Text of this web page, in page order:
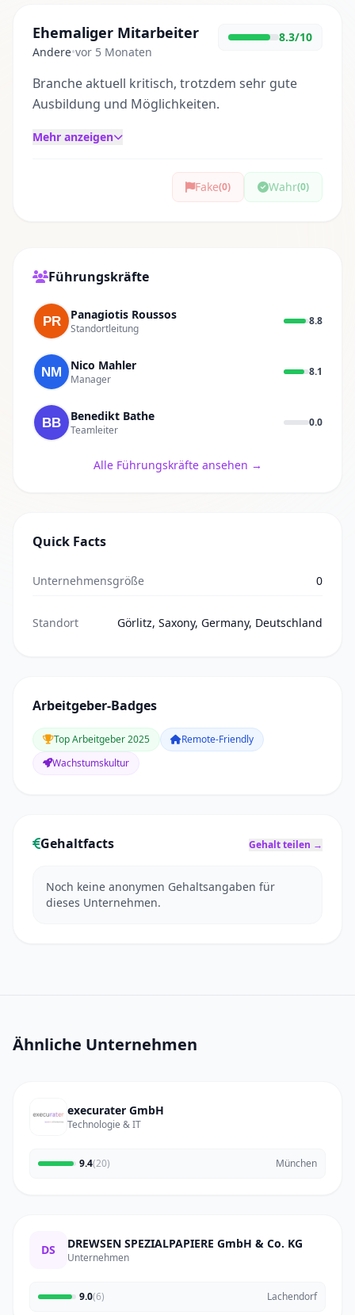
Ehemaliger Mitarbeiter
Andere•vor 5 Monaten
8.3/10
Branche aktuell kritisch, trotzdem sehr gute
Ausbildung und Möglichkeiten.
Mehr anzeigen
Fake(0) Wahr(0)
Führungskräfte
Panagiotis Roussos
Standortleitung
8.8
Nico Mahler
Manager
8.1
Benedikt Bathe
Teamleiter
0.0
Alle Führungskräfte ansehen →
Quick Facts
Unternehmensgröße 0
Standort Görlitz, Saxony, Germany, Deutschland
Arbeitgeber-Badges
Top Arbeitgeber 2025
Remote-Friendly
Wachstumskultur
Gehaltfacts Gehalt teilen →
Noch keine anonymen Gehaltsangaben für
dieses Unternehmen.
Ähnliche Unternehmen
execurater GmbH
Technologie & IT
9.4(20) München
DS DREWSEN SPEZIALPAPIERE GmbH & Co. KG
Unternehmen
9.0(6) Lachendorf